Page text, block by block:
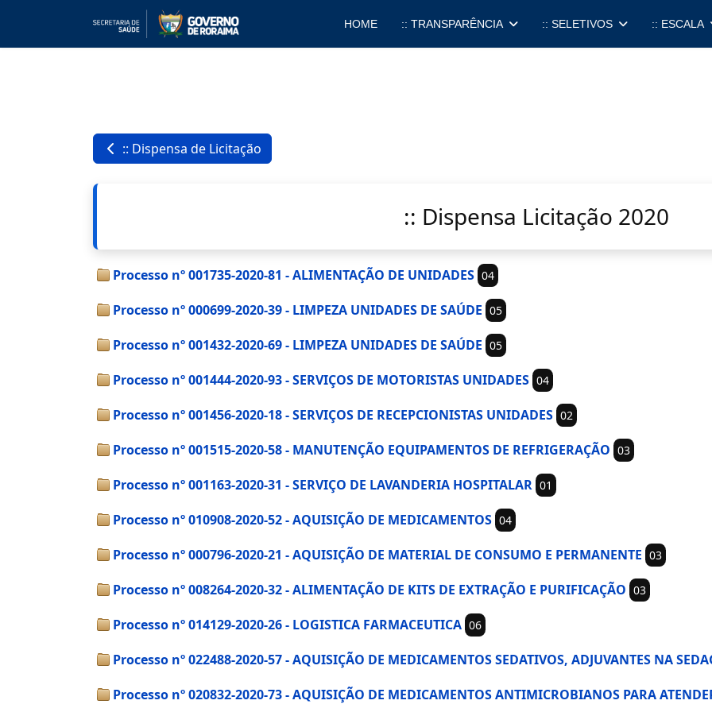
HOME :: TRANSPARÊNCIA :: SELETIVOS :: ESCALA
:: Dispensa de Licitação
:: Dispensa Licitação 2020
Processo nº 001735-2020-81 - ALIMENTAÇÃO DE UNIDADES 04
Processo nº 000699-2020-39 - LIMPEZA UNIDADES DE SAÚDE 05
Processo nº 001432-2020-69 - LIMPEZA UNIDADES DE SAÚDE 05
Processo nº 001444-2020-93 - SERVIÇOS DE MOTORISTAS UNIDADES 04
Processo nº 001456-2020-18 - SERVIÇOS DE RECEPCIONISTAS UNIDADES 02
Processo nº 001515-2020-58 - MANUTENÇÃO EQUIPAMENTOS DE REFRIGERAÇÃO 03
Processo nº 001163-2020-31 - SERVIÇO DE LAVANDERIA HOSPITALAR 01
Processo nº 010908-2020-52 - AQUISIÇÃO DE MEDICAMENTOS 04
Processo nº 000796-2020-21 - AQUISIÇÃO DE MATERIAL DE CONSUMO E PERMANENTE 03
Processo nº 008264-2020-32 - ALIMENTAÇÃO DE KITS DE EXTRAÇÃO E PURIFICAÇÃO 03
Processo nº 014129-2020-26 - LOGISTICA FARMACEUTICA 06
Processo nº 022488-2020-57 - AQUISIÇÃO DE MEDICAMENTOS SEDATIVOS, ADJUVANTES NA
Processo nº 020832-2020-73 - AQUISIÇÃO DE MEDICAMENTOS ANTIMICROBIANOS PARA